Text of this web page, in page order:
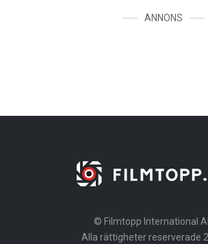
ANNONS
© Filmtopp International
Alla rättigheter reserverade